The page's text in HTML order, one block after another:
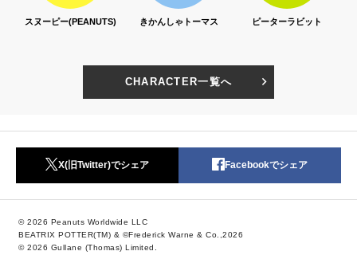
スヌーピー(PEANUTS) きかんしゃトーマス ピーターラビット
CHARACTER一覧へ
X(旧Twitter)でシェア Facebookでシェア
© 2026 Peanuts Worldwide LLC
BEATRIX POTTER(TM) & ©Frederick Warne & Co.,2026
© 2026 Gullane (Thomas) Limited.